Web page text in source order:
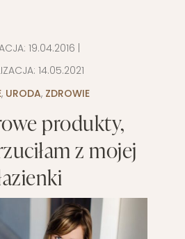
19.04.2016
14.05.2021
, URODA, ZDROWIE
produkty,
z mojej